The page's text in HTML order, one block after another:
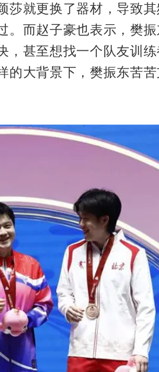
莎就更换了器材，导致
。而赵子豪也表示，樊振
，甚至想找一个队友训
的大背景下，樊振东苦